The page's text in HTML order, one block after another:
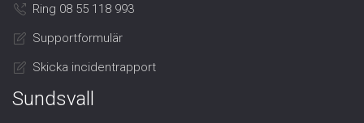
Ring 08 55 118 993
Supportformulär
Skicka incidentrapport
Sundsvall